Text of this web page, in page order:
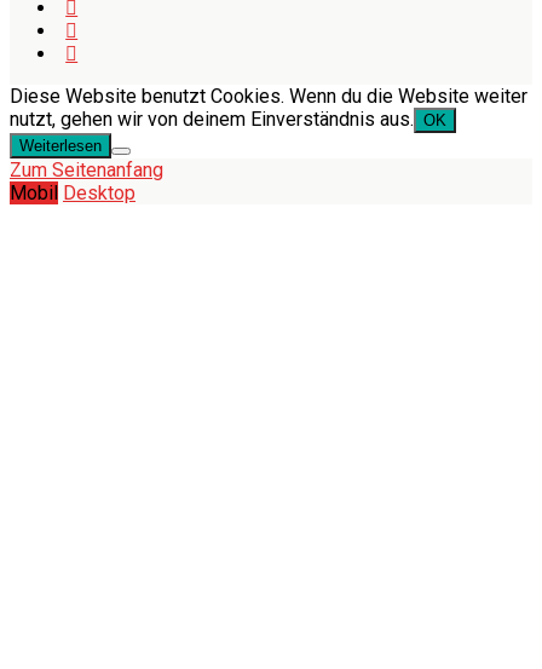
Diese Website benutzt Cookies. Wenn du die Website weiter
nutzt, gehen wir von deinem Einverständnis aus. OK
Weiterlesen
Zum Seitenanfang
Mobil Desktop